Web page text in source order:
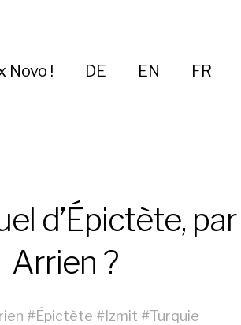
Novo ! DE EN FR
d’Épictète, par
Arrien ?
#Épictète #Izmit #Turquie